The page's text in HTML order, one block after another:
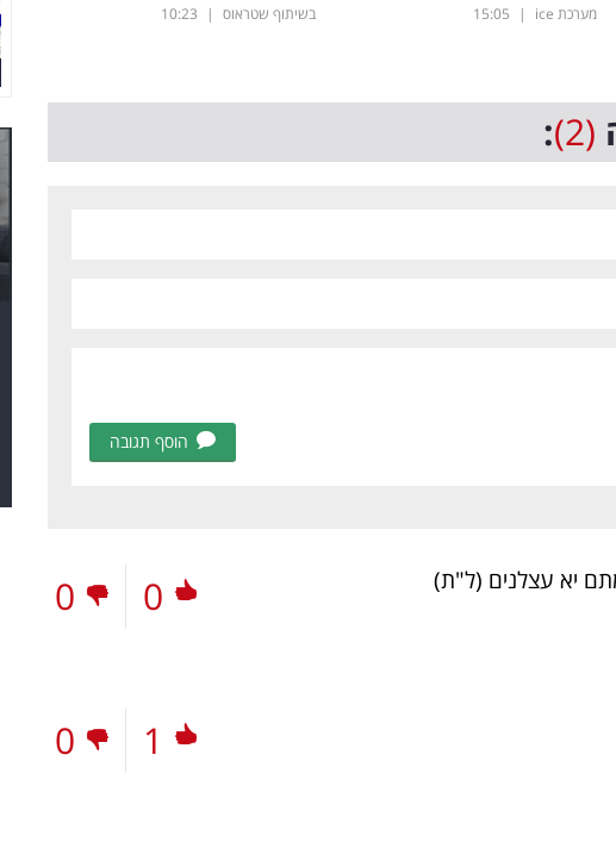
מערכת ice |
15:05 בשיתוף שטראוס |
10:23
(2)
:
הוסף תגובה
יא עצלנים (ל"ת) 0
0
1
0